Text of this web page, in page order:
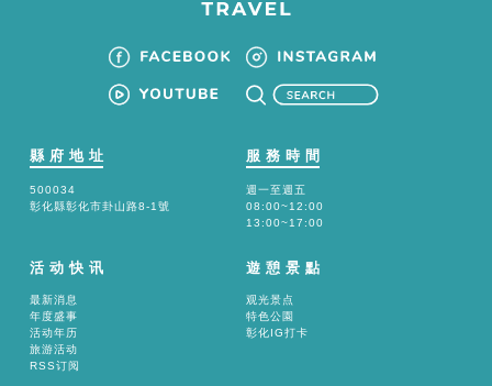
縣府地址
500034
彰化縣彰化市卦山路8-1號
服務時間
週一至週五
08:00~12:00
13:00~17:00
活动快讯
最新消息
年度盛事
活动年历
旅游活动
RSS订阅
遊憩景點
观光景点
特色公園
彰化IG打卡